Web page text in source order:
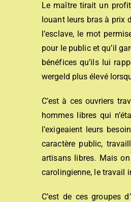
Le maître tirait un
louant leurs bras à prix
l’esclave, le mot
pour le public et qu’il
bénéfices qu’ils lui
wergeld plus élevé
C’est à ces ouvriers
hommes libres qui
l’exigeaient leurs
caractère public,
artisans libres. Mais
carolingienne, le travail
C’est de ces groupes